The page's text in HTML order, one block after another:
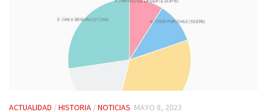
ACTUALIDAD /HISTORIA /NOTICIAS MAYO 8, 2023